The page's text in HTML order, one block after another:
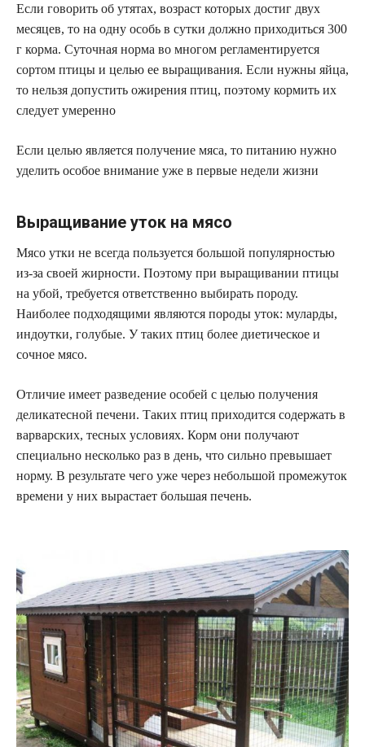
Если говорить об утятах, возраст которых достиг двух
месяцев, то на одну особь в сутки должно приходиться 300
г корма. Суточная норма во многом регламентируется
сортом птицы и целью ее выращивания. Если нужны яйца,
то нельзя допустить ожирения птиц, поэтому кормить их
следует умеренно
Если целью является получение мяса, то питанию нужно
уделить особое внимание уже в первые недели жизни
Выращивание уток на мясо
Мясо утки не всегда пользуется большой популярностью
из-за своей жирности. Поэтому при выращивании птицы
на убой, требуется ответственно выбирать породу.
Наиболее подходящими являются породы уток: муларды,
индоутки, голубые. У таких птиц более диетическое и
сочное мясо.
Отличие имеет разведение особей с целью получения
деликатесной печени. Таких птиц приходится содержать в
варварских, тесных условиях. Корм они получают
специально несколько раз в день, что сильно превышает
норму. В результате чего уже через небольшой промежуток
времени у них вырастает большая печень.